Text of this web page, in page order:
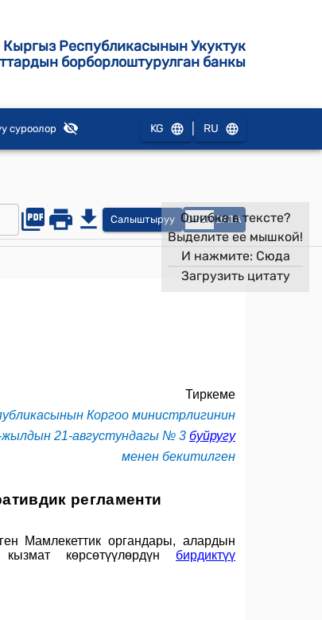
Кыргыз Республикасынын Укуктук
борборлоштурулган банкы
суроолор KG RU
Салыштыруу OPEN DATA
Ошибка в тексте?
Выделите ее мышкой!
И нажмите: Сюда
Загрузить цитату